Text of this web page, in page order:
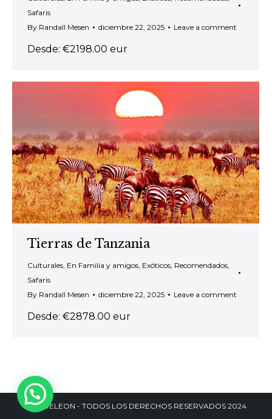
Safaris
By Randall Mesen diciembre 22, 2025 Leave a comment
Desde: €2198.00 eur
Tierras de Tanzania
Culturales En Familia y amigos Exóticos Recomendados
Safaris
By Randall Mesen diciembre 22, 2025 Leave a comment
Desde: €2878.00 eur
DANDELEON - TODOS LOS DERECHOS RESERVADOS 2024